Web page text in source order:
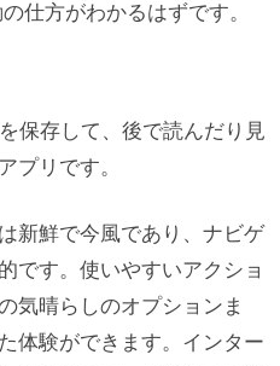
仕方がわかるはずです。
保存して、後で読んだり見
プリです。
新鮮で今風であり、ナビゲ
です。使いやすいアクショ
気晴らしのオプションま
体験ができます。インター